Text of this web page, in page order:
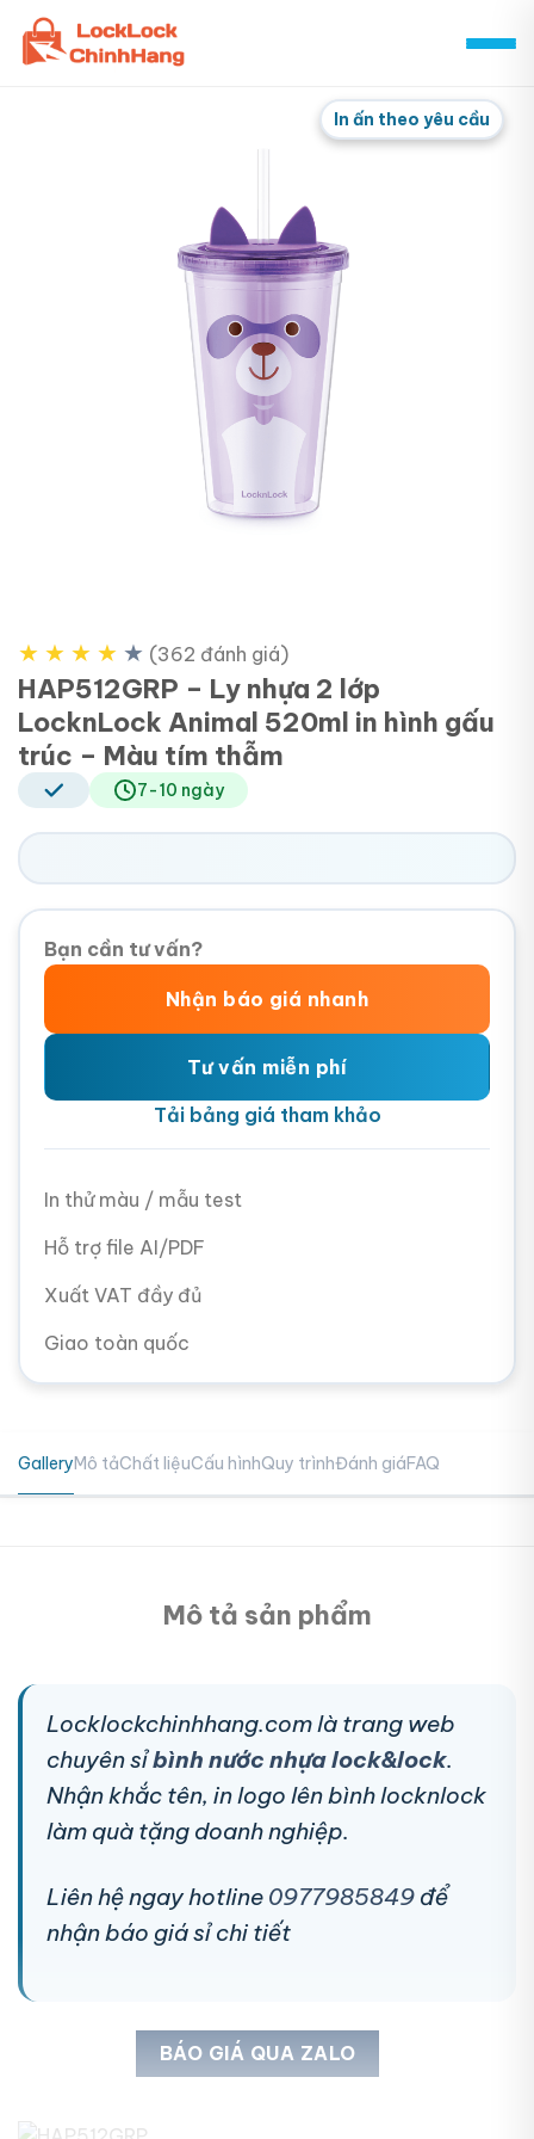
Skip
content
In ấn theo yêu cầu
★ ★ ★ ★ ★ (362 đánh giá)
HAP512GRP – Ly nhựa 2 lớp
LocknLock Animal 520ml in hình gấu
trúc – Màu tím thẫm
7-10 ngày
Bạn cần tư vấn?
Nhận báo giá nhanh
Tư vấn miễn phí
Tải bảng giá tham khảo
In thử màu / mẫu test
Hỗ trợ file AI/PDF
Xuất VAT đầy đủ
Giao toàn quốc
GalleryMô tảChất liệuCấu hìnhQuy trìnhĐánh giáFAQ
Mô tả sản phẩm
Locklockchinhhang.com là trang web
chuyên sỉbình nước nhựa lock&lock.
Nhận khắc tên, in logo lên bình locknlock
làm quà tặng doanh nghiệp.
Liên hệ ngay hotline 0977985849 để
nhận báo giá sỉ chi tiết
BÁO GIÁ QUA ZALO